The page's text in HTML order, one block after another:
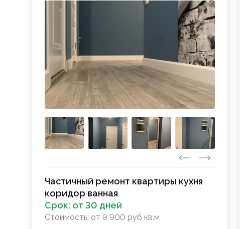
Частичный ремонт квартиры кухня
коридор ванная
Срок: от 30 дней
Стоимость: от 9 900 руб кв.м